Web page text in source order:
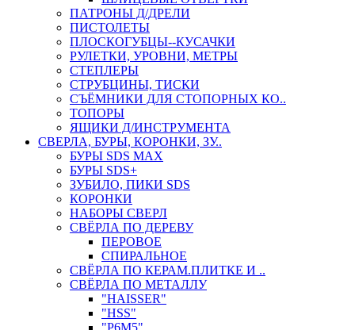
ПАТРОНЫ Д/ДРЕЛИ
ПИСТОЛЕТЫ
ПЛОСКОГУБЦЫ--КУСАЧКИ
РУЛЕТКИ, УРОВНИ, МЕТРЫ
СТЕПЛЕРЫ
СТРУБЦИНЫ, ТИСКИ
СЪЁМНИКИ ДЛЯ СТОПОРНЫХ КО..
ТОПОРЫ
ЯЩИКИ Д/ИНСТРУМЕНТА
СВЕРЛА, БУРЫ, КОРОНКИ, ЗУ..
БУРЫ SDS MAX
БУРЫ SDS+
ЗУБИЛО, ПИКИ SDS
КОРОНКИ
НАБОРЫ СВЕРЛ
СВЁРЛА ПО ДЕРЕВУ
ПЕРОВОЕ
СПИРАЛЬНОЕ
СВЁРЛА ПО КЕРАМ.ПЛИТКЕ И ..
СВЁРЛА ПО МЕТАЛЛУ
"HAISSER"
"HSS"
"Р6М5"